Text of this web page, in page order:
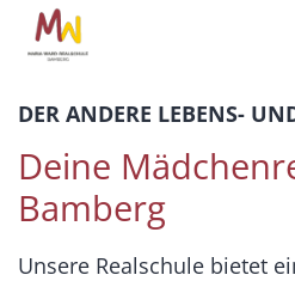
Zum Inhalt springen
DER ANDERE LEBENS-
Deine
Bamberg
Unsere Realschule bietet